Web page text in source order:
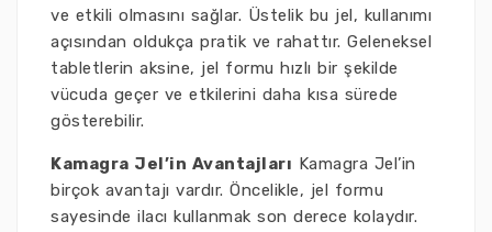
ve etkili olmasını sağlar. Üstelik bu jel, kullanımı
açısından oldukça pratik ve rahattır. Geleneksel
tabletlerin aksine, jel formu hızlı bir şekilde
vücuda geçer ve etkilerini daha kısa sürede
gösterebilir.
Kamagra Jel’in Avantajları Kamagra Jel’in
birçok avantajı vardır. Öncelikle, jel formu
sayesinde ilacı kullanmak son derece kolaydır.